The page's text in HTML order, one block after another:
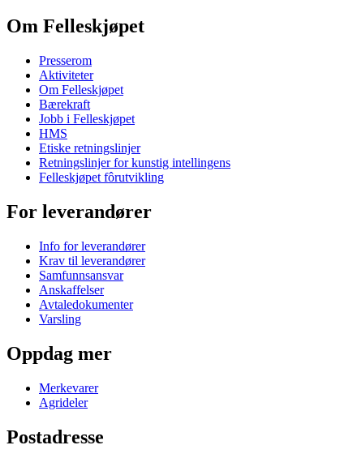
Om Felleskjøpet
Presserom
Aktiviteter
Om Felleskjøpet
Bærekraft
Jobb i Felleskjøpet
HMS
Etiske retningslinjer
Retningslinjer for kunstig intellingens
Felleskjøpet fôrutvikling
For leverandører
Info for leverandører
Krav til leverandører
Samfunnsansvar
Anskaffelser
Avtaledokumenter
Varsling
Oppdag mer
Merkevarer
Agrideler
Postadresse